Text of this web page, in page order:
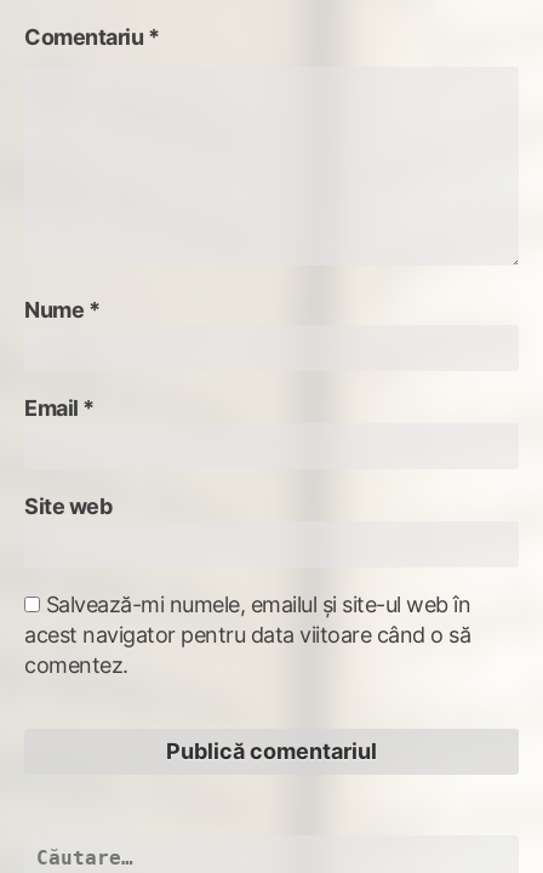
Comentariu *
Nume *
Email *
Site web
Salvează-mi numele, emailul și site-ul web în
acest navigator pentru data viitoare când o să
comentez.
Caută